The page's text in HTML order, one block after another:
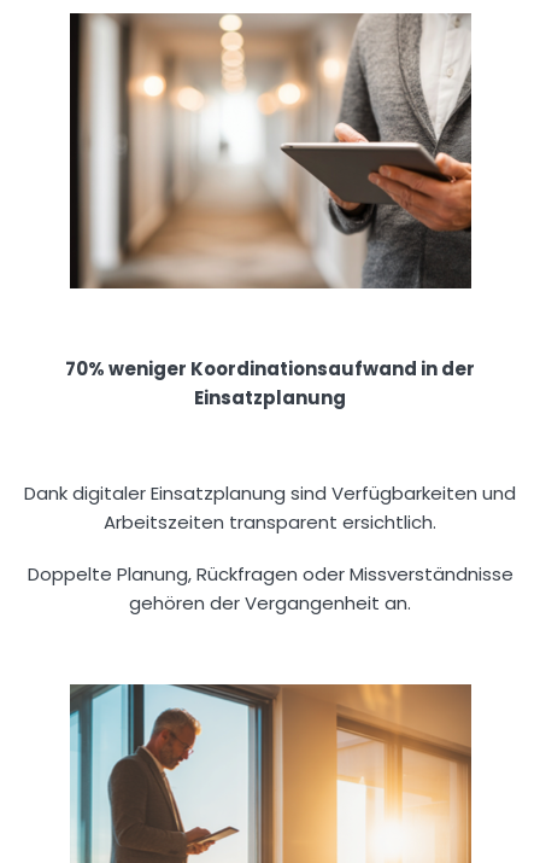
70% weniger Koordinationsaufwand in der
Einsatzplanung
Dank digitaler Einsatzplanung sind Verfügbarkeiten und
Arbeitszeiten transparent ersichtlich.
Doppelte Planung, Rückfragen oder Missverständnisse
gehören der Vergangenheit an.